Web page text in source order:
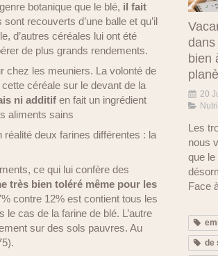
botanique que le blé, il fait
recouverts d’une balle et qu’il
d’autres céréales lui ont été
de plus grands rendements.
chez les meuniers. La volonté de
céréale sur le devant de la
ni additif en fait un ingrédient
aliments sains
réalité deux farines différentes : la
ce qui lui confère des
très bien toléré même pour les
contre 12% est contient tous les
cas de la farine de blé. L’autre
sur des sols pauvres. Au
dans
bien
20
Les
nous
que le
Face
de